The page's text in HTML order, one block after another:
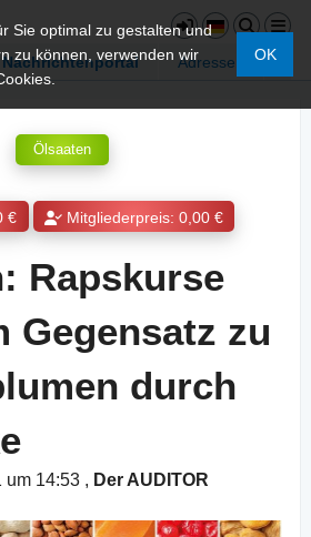
Nachrichtenportal Adressen
Sie optimal zu gestalten und
zu können, verwenden wir
OK
Ölsaaten
€ Mitgliederpreis: 0,00 €
Rapskurse
Gegensatz zu
durch
um 14:53 , Der AUDITOR